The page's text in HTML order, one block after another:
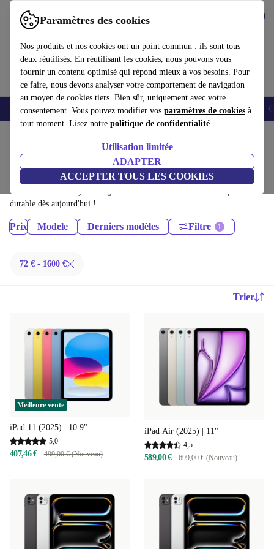
Paramètres des cookies
Nos produits et nos cookies ont un point commun : ils sont tous
deux réutilisés. En réutilisant les cookies, nous pouvons vous
fournir un contenu optimisé qui répond mieux à vos besoins. Pour
ce faire, nous devons analyser votre comportement de navigation
au moyen de cookies tiers. Bien sûr, uniquement avec votre
consentement. Vous pouvez modifier vos paramètres de cookies à
tout moment. Lisez notre politique de confidentialité.
Utilisation limitée
ADAPTER
ACCEPTER TOUS LES COOKIES
Utilisez refurbed rapidement et facilement
Smartphones Laptops Tablettes Montres connectées Accessoires
iPads:
iPads certifiés reconditionnés à moins de 1600€ – économisez jusqu'à 40
%. Retours sous 30 jours et garantie de 12 mois. Achetez de façon
durable dès aujourd'hui !
Prix Modele Derniers modèles Filtre
72 € - 1600 €
Trier
Meilleure vente
iPad 11 (2025) | 10.9"
5,0
407,46 € 499,00 € (Nouveau)
iPad Air (2025) | 11"
4,5
589,00 € 699,00 € (Nouveau)